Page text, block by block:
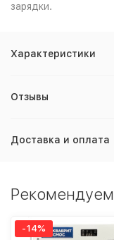
зарядки.
Характеристики
Отзывы
Доставка и оплата
Рекомендуем
-14%